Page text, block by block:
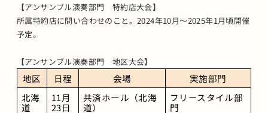
【アンサンブル演奏部門 特約店大会】
所属特約店に問い合わせのこと。2024年10月～2025年1月頃開催
予定。
【アンサンブル演奏部門 地区大会】
地区 日程 会場
実施部門
北海
道
11月
23日
共済ホール（北海
道）
フリースタイル部
門